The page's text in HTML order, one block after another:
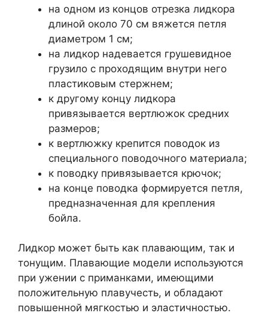
на одном из концов отрезка лидкора
длиной около 70 см вяжется петля
диаметром 1 см;
на лидкор надевается грушевидное
грузило с проходящим внутри него
пластиковым стержнем;
к другому концу лидкора
привязывается вертлюжок средних
размеров;
к вертлюжку крепится поводок из
специального поводочного материала;
к поводку привязывается крючок;
на конце поводка формируется петля,
предназначенная для крепления
бойла.
Лидкор может быть как плавающим, так и
тонущим. Плавающие модели используются
при ужении с приманками, имеющими
положительную плавучесть, и обладают
повышенной мягкостью и эластичностью.